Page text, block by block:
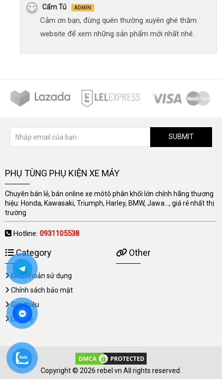
Cẩm Tú ADMIN
Cảm ơn bạn, đừng quên thường xuyên ghé thăm
website để xem những sản phẩm mới nhất nhé.
SUBMIT
PHỤ TÙNG PHỤ KIỆN XE MÁY
Chuyên bán lẻ, bán online xe môtô phân khối lớn chính hãng thương
hiệu: Honda, Kawasaki, Triumph, Harley, BMW, Jawa..., giá rẻ nhất thị
trường
Hotline: 0931105538
Category
Điều khoản sử dụng
Chính sách bảo mật
Giới thiệu
Liên hệ
Other
Copyright © 2026 rebel.vn All rights reserved.